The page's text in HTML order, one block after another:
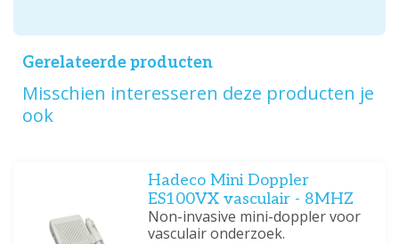
Gerelateerde producten
Misschien interesseren deze producten je
ook
Hadeco Mini Doppler
ES100VX vasculair - 8MHZ
Non-invasive mini-doppler voor
vasculair onderzoek.